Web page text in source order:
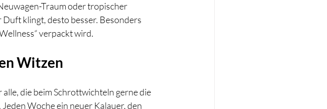
Traum oder tropischer
klingt, desto besser. Besonders
verpackt wird.
Witzen
alle, die beim Schrottwichteln gerne die
Woche ein neuer Kalauer, den